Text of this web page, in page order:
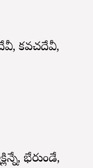
కవచదేవీ,
భేరుండే,